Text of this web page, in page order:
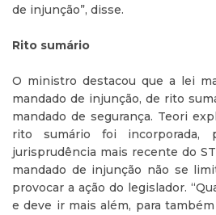
de injunção”, disse.
Rito sumário
O ministro destacou que a lei
mandado de injunção, de rito
mandado de segurança. Teori
rito sumário foi incorporada,
jurisprudência mais recente do
mandado de injunção não se
provocar a ação do legislador.
e deve ir mais além, para